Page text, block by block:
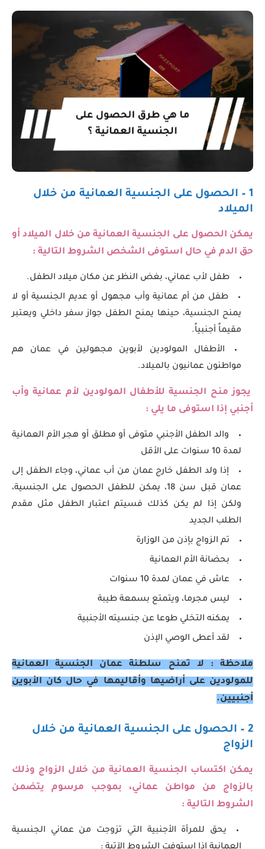
1 – الحصول على الجنسية العمانية من خلال
الميلاد
يمكن الحصول على الجنسية العمانية من خلال الميلاد أو
حق الدم في حال استوفى الشخص الشروط التالية :
طفل لأب عماني، بغض النظر عن مكان ميلاد الطفل.
طفل من أم عمانية وأب مجهول أو عديم الجنسية أو لا
يمنح الجنسية، حينها يمنح الطفل جواز سفر داخلي ويعتبر
مقيماً أجنبياً.
الأطفال المولودين لأبوين مجهولين في عمان هم
مواطنون عمانيون بالميلاد.
يجوز منح الجنسية للأطفال المولودين لأم عمانية وأب
أجنبي إذا استوفى ما يلي :
والد الطفل الأجنبي متوفى أو مطلق أو هجر الأم العمانية
لمدة 10 سنوات على الأقل
إذا ولد الطفل خارج عمان من أب عماني، وجاء الطفل إلى
عمان قبل سن 18، يمكن للطفل الحصول على الجنسية،
ولكن إذا لم يكن كذلك فسيتم اعتبار الطفل مثل مقدم
الطلب الجديد
تم الزواج بإذن من الوزارة
بحضانة الأم العمانية
عاش في عمان لمدة 10 سنوات
ليس مجرما، ويتمتع بسمعة طيبة
يمكنه التخلي طوعا عن جنسيته الأجنبية
لقد أعطى الوصي الإذن
ملاحظة : لا تمنح سلطنة عمان الجنسية العمانية
للمولودين على أراضيها وأقاليمها في حال كان الأبوين
أجنبيين.
2 – الحصول على الجنسية العمانية من خلال
الزواج
يمكن اكتساب الجنسية العمانية من خلال الزواج وذلك
بالزواج من مواطن عماني، بموجب مرسوم يتضمن
الشروط التالية :
يحق للمرأة الأجنبية التي تزوجت من عماني الجنسية